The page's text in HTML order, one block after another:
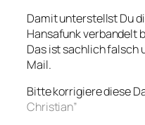
Damit unterstellst Du
Hansafunk verbandelt
Das ist sachlich falsch
Mail.
Bitte korrigiere diese
Christian”